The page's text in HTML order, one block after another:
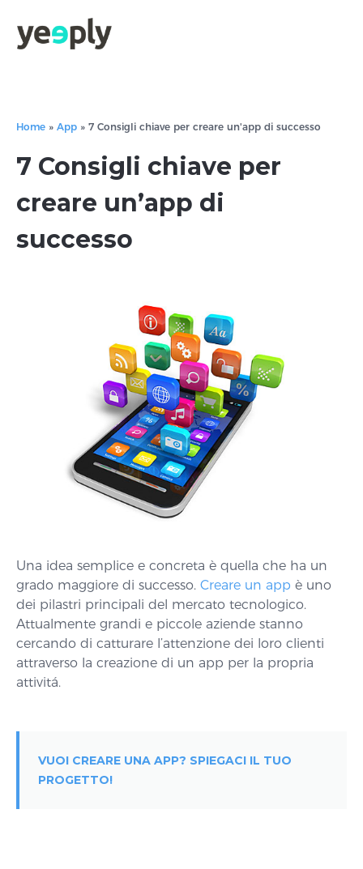
Home » App » 7 Consigli chiave per creare un'app di successo
7 Consigli chiave per
creare un’app di
successo
Una idea semplice e concreta è quella che ha un
grado maggiore di successo. Creare un app è uno
dei pilastri principali del mercato tecnologico.
Attualmente grandi e piccole aziende stanno
cercando di catturare l’attenzione dei loro clienti
attraverso la creazione di un app per la propria
attivitá.
VUOI CREARE UNA APP? SPIEGACI IL TUO
PROGETTO!